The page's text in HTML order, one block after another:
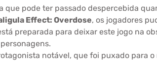
que pode ter passado despercebida
Effect: Overdose, os jogadores
preparada para deixar este jogo na
notável, que foi puxado para